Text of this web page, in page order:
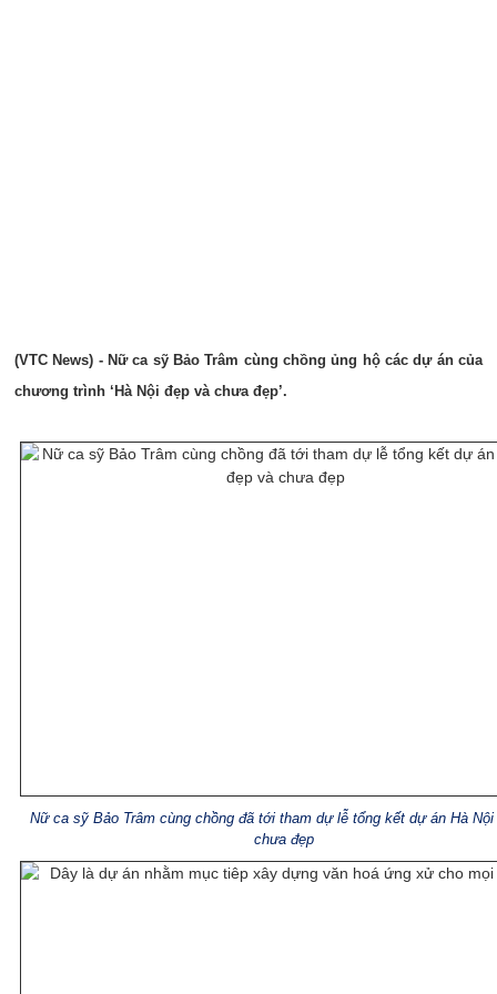
(VTC News) - Nữ ca sỹ Bảo Trâm cùng chồng ủng hộ các dự án của
chương trình ‘Hà Nội đẹp và chưa đẹp’.
Nữ ca sỹ Bảo Trâm cùng chồng đã tới tham dự lễ tổng kết dự án Hà Nội
chưa đẹp